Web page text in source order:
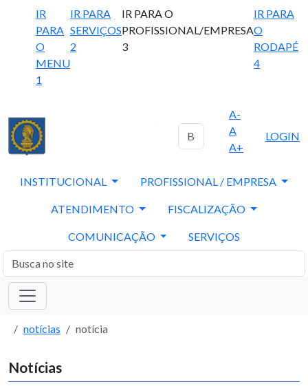
IR
PARA
O
MENU
1
IR PARA
SERVIÇOS
2
IR PARA O
PROFISSIONAL/EMPRESA
3
IR PARA
O
RODAPÉ
4
A-
A
A+
LOGIN
INSTITUCIONAL PROFISSIONAL / EMPRESA
ATENDIMENTO FISCALIZAÇÃO
COMUNICAÇÃO SERVIÇOS
notícias notícia
Notícias